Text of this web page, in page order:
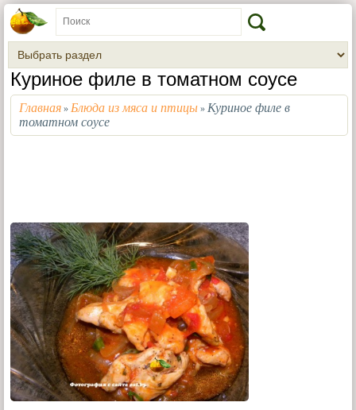
Куриное филе в томатном соусе
Главная » Блюда из мяса и птицы » Куриное филе в
томатном соусе